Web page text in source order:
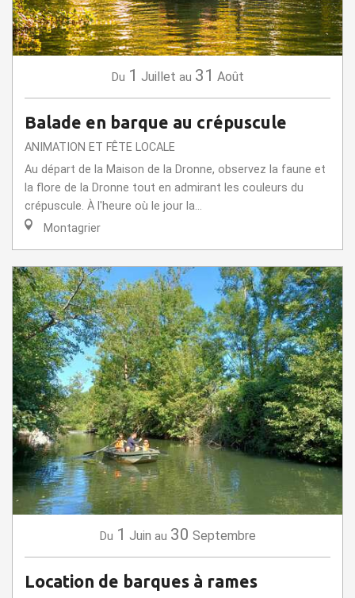
Du 1 Juillet au 31 Août
Balade en barque au crépuscule
ANIMATION ET FÊTE LOCALE
Au départ de la Maison de la Dronne, observez la faune et
la flore de la Dronne tout en admirant les couleurs du
crépuscule. À l'heure où le jour la...
Montagrier
Du 1 Juin au 30 Septembre
Location de barques à rames